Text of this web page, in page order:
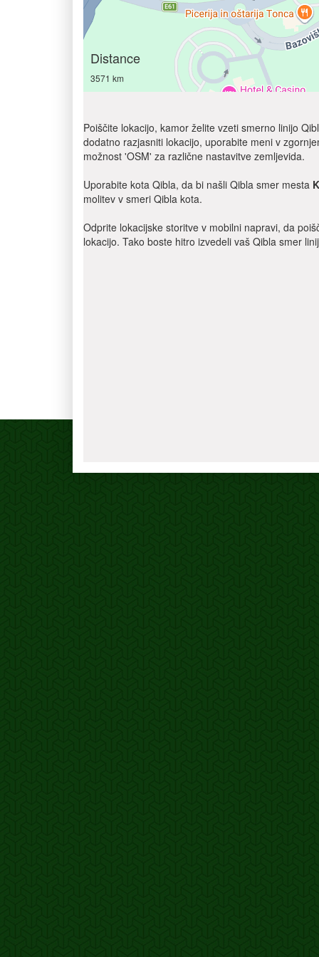
Distance
3571 km
Poiščite lokacijo, kamor želite vzeti smerno linijo
dodatno razjasniti lokacijo, uporabite meni v
možnost 'OSM' za različne nastavitve zemljevida.
Uporabite kota Qibla, da bi našli Qibla smer mesta
molitev v smeri Qibla kota.
Odprite lokacijske storitve v mobilni napravi, da
lokacijo. Tako boste hitro izvedeli vaš Qibla smer